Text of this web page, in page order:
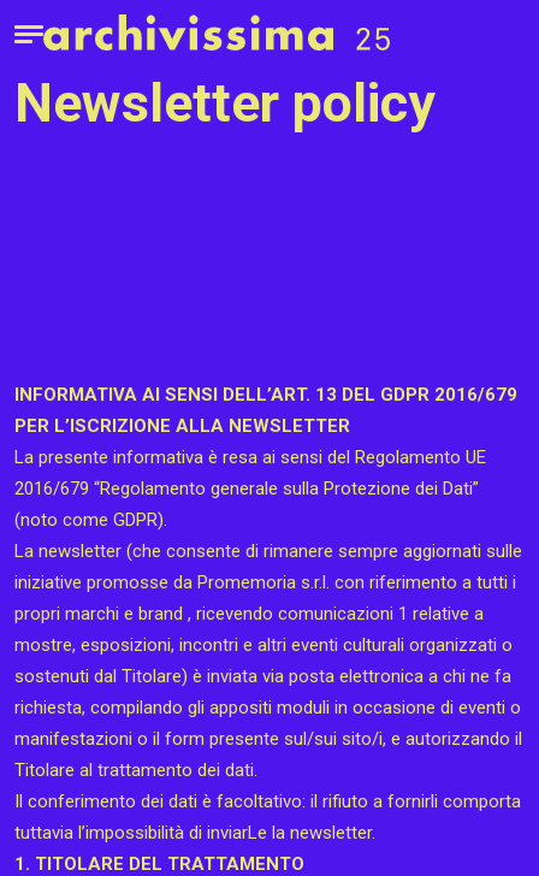
Home page
Apri il menu
Newsletter policy
INFORMATIVA AI SENSI DELL’ART. 13 DEL GDPR 2016/679
PER L’ISCRIZIONE ALLA NEWSLETTER
La presente informativa è resa ai sensi del Regolamento UE
2016/679 “Regolamento generale sulla Protezione dei Dati”
(noto come GDPR).
La newsletter (che consente di rimanere sempre aggiornati sulle
iniziative promosse da Promemoria s.r.l. con riferimento a tutti i
propri marchi e brand , ricevendo comunicazioni 1 relative a
mostre, esposizioni, incontri e altri eventi culturali organizzati o
sostenuti dal Titolare) è inviata via posta elettronica a chi ne fa
richiesta, compilando gli appositi moduli in occasione di eventi o
manifestazioni o il form presente sul/sui sito/i, e autorizzando il
Titolare al trattamento dei dati.
Il conferimento dei dati è facoltativo: il rifiuto a fornirli comporta
tuttavia l’impossibilità di inviarLe la newsletter.
1. TITOLARE DEL TRATTAMENTO